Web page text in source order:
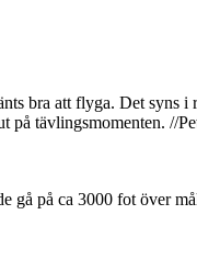
bra att flyga. Det syns i
på tävlingsmomenten. //
på ca 3000 fot över